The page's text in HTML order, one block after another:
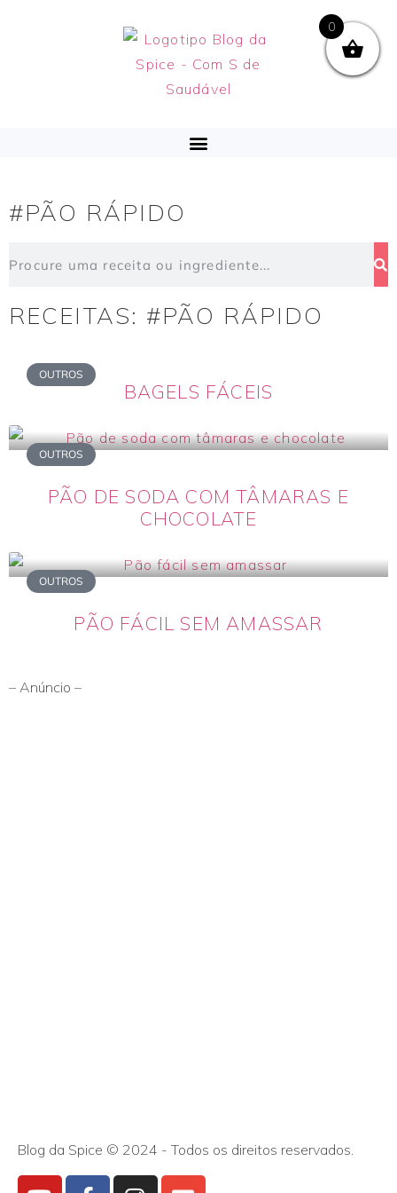
#PÃO RÁPIDO
RECEITAS: #PÃO RÁPIDO
OUTROS
BAGELS FÁCEIS
OUTROS
PÃO DE SODA COM TÂMARAS E
CHOCOLATE
OUTROS
PÃO FÁCIL SEM AMASSAR
– Anúncio –
Blog da Spice © 2024 - Todos os direitos reservados.
0